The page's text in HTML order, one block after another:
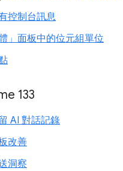
控制台訊息
」面板中的位元組單位
133
AI 對話記錄
改善
洞察